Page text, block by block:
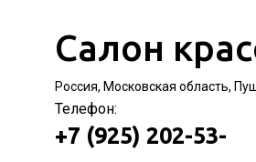
Салон
Россия, Московская область,
Телефон:
+7 (925) 202-53-